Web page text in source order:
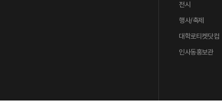
전시
행사/축제
대학로티켓닷컴
인사동홍보관